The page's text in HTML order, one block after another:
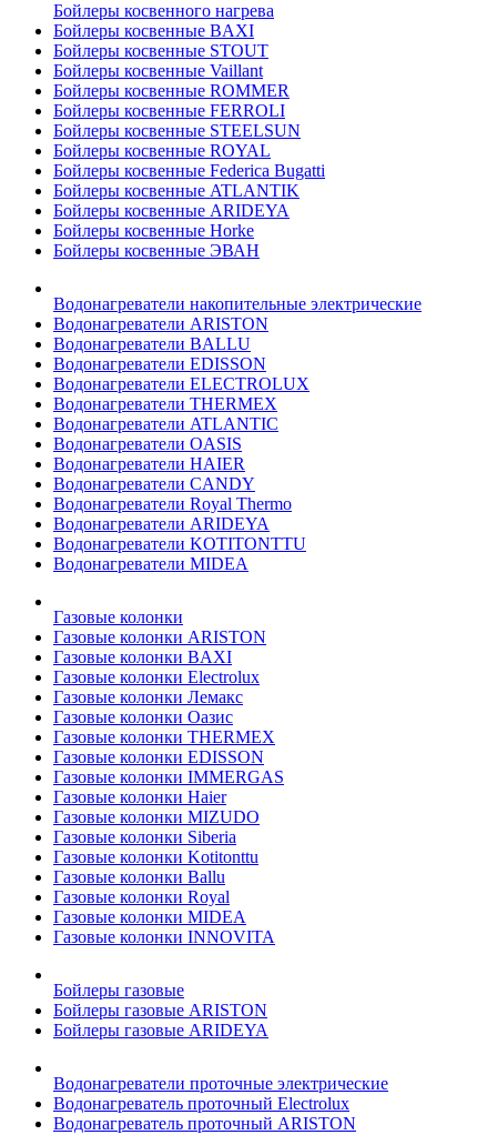
Бойлеры косвенного нагрева
Бойлеры косвенные BAXI
Бойлеры косвенные STOUT
Бойлеры косвенные Vaillant
Бойлеры косвенные ROMMER
Бойлеры косвенные FERROLI
Бойлеры косвенные STEELSUN
Бойлеры косвенные ROYAL
Бойлеры косвенные Federica Bugatti
Бойлеры косвенные ATLANTIK
Бойлеры косвенные ARIDEYA
Бойлеры косвенные Horke
Бойлеры косвенные ЭВАН
Водонагреватели накопительные электрические
Водонагреватели ARISTON
Водонагреватели BALLU
Водонагреватели EDISSON
Водонагреватели ELECTROLUX
Водонагреватели THERMEX
Водонагреватели ATLANTIC
Водонагреватели OASIS
Водонагреватели HAIER
Водонагреватели CANDY
Водонагреватели Royal Thermo
Водонагреватели ARIDEYA
Водонагреватели KOTITONTTU
Водонагреватели MIDEA
Газовые колонки
Газовые колонки ARISTON
Газовые колонки BAXI
Газовые колонки Electrolux
Газовые колонки Лемакс
Газовые колонки Оазис
Газовые колонки THERMEX
Газовые колонки EDISSON
Газовые колонки IMMERGAS
Газовые колонки Haier
Газовые колонки MIZUDO
Газовые колонки Siberia
Газовые колонки Kotitonttu
Газовые колонки Ballu
Газовые колонки Royal
Газовые колонки MIDEA
Газовые колонки INNOVITA
Бойлеры газовые
Бойлеры газовые ARISTON
Бойлеры газовые ARIDEYA
Водонагреватели проточные электрические
Водонагреватель проточный Electrolux
Водонагреватель проточный ARISTON